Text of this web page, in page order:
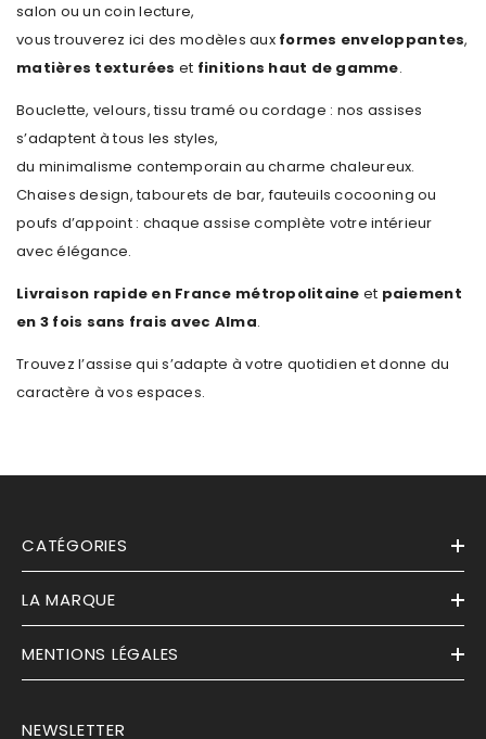
salon ou un coin lecture,
vous trouverez ici des modèles aux formes enveloppantes,
matières texturées et finitions haut de gamme.
Bouclette, velours, tissu tramé ou cordage : nos assises
s’adaptent à tous les styles,
du minimalisme contemporain au charme chaleureux.
Chaises design, tabourets de bar, fauteuils cocooning ou
poufs d’appoint : chaque assise complète votre intérieur
avec élégance.
Livraison rapide en France métropolitaine et paiement
en 3 fois sans frais avec Alma.
Trouvez l’assise qui s’adapte à votre quotidien et donne du
caractère à vos espaces.
CATÉGORIES
LA MARQUE
MENTIONS LÉGALES
NEWSLETTER